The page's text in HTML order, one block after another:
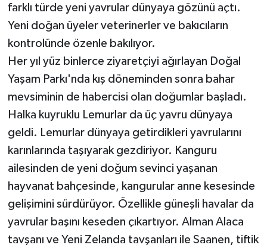
farklı türde yeni yavrular dünyaya gözünü açtı.
Yeni doğan üyeler veterinerler ve bakıcıların
kontrolünde özenle bakılıyor.
Her yıl yüz binlerce ziyaretçiyi ağırlayan Doğal
Yaşam Parkı'nda kış döneminden sonra bahar
mevsiminin de habercisi olan doğumlar başladı.
Halka kuyruklu Lemurlar da üç yavru dünyaya
geldi. Lemurlar dünyaya getirdikleri yavrularını
karınlarında taşıyarak gezdiriyor. Kanguru
ailesinden de yeni doğum sevinci yaşanan
hayvanat bahçesinde, kangurular anne kesesinde
gelişimini sürdürüyor. Özellikle güneşli havalar da
yavrular başını keseden çıkartıyor. Alman Alaca
tavşanı ve Yeni Zelanda tavşanları ile Saanen, tiftik